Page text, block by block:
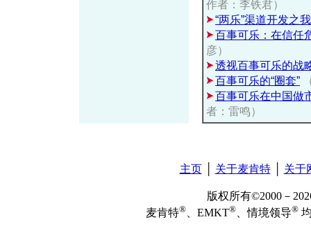
作者：李铁君）
“两乐”渠道开发之
百事可乐：在信任
彦）
透视百事可乐的战
百事可乐的“圈套”
百事可乐在中国做
者：雷鸣）
主页│ 关于麦肯特│ 关于
版权所有©2000－
麦肯特® 、EMKT® 、情境领导®